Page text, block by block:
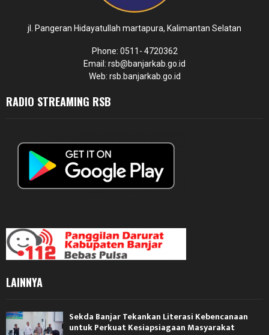
jl. Pangeran Hidayatullah martapura, Kalimantan Selatan
Phone: 0511- 4720362
Email: rsb@banjarkab.go.id
Web: rsb.banjarkab.go.id
RADIO STREAMING RSB
LAINNYA
Sekda Banjar Tekankan Literasi Kebencanaan
untuk Perkuat Kesiapsiagaan Masyarakat